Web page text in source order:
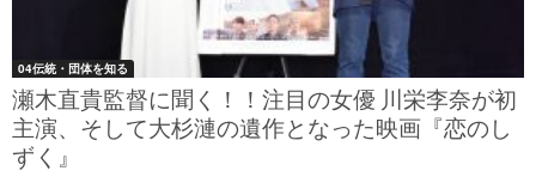
04伝統・団体を知る
瀬木直貴監督に聞く！！注目の女優 川栄李奈が初
主演、そして大杉漣の遺作となった映画『恋のし
ずく』